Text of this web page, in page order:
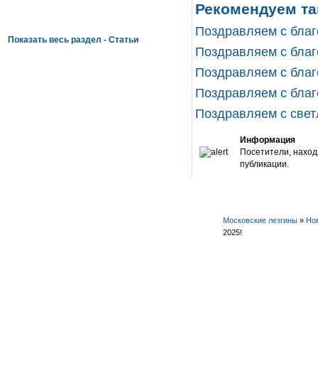
Рекомендуем
Поздравляем с
Поздравляем с
Поздравляем с
Поздравляем с
Поздравляем с
Информация
Посетители,
публикации.
Московские лезгины »
2025!
Показать весь раздел - Статьи